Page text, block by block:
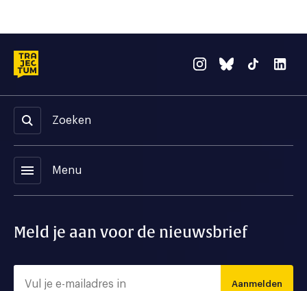
Zoeken
menu Menu
Meld je aan voor de nieuwsbrief
Aanmelden